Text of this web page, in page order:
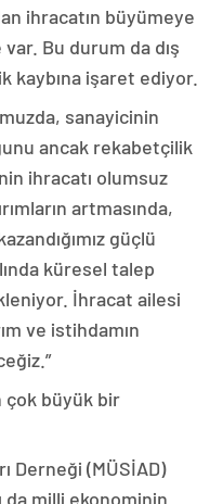
ihracatın büyümeye
Bu durum da dış
kaybına işaret ediyor.
sanayicinin
ancak rekabetçilik
ihracatı olumsuz
artmasında,
güçlü
küresel talep
İhracat ailesi
ve istihdamın
çok büyük bir
Derneği (MÜSİAD)
da milli ekonominin